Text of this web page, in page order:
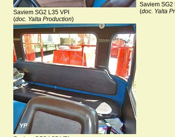
Saviem SG2 L35 VPI
(doc. Yalta Production)
Saviem SG2
(doc. Yalta